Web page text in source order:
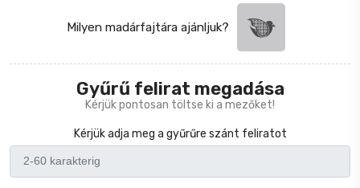
Milyen madárfajtára ajánljuk?
Gyűrű felirat megadása
Kérjük pontosan töltse ki a mezőket!
Kérjük adja meg a gyűrűre szánt feliratot